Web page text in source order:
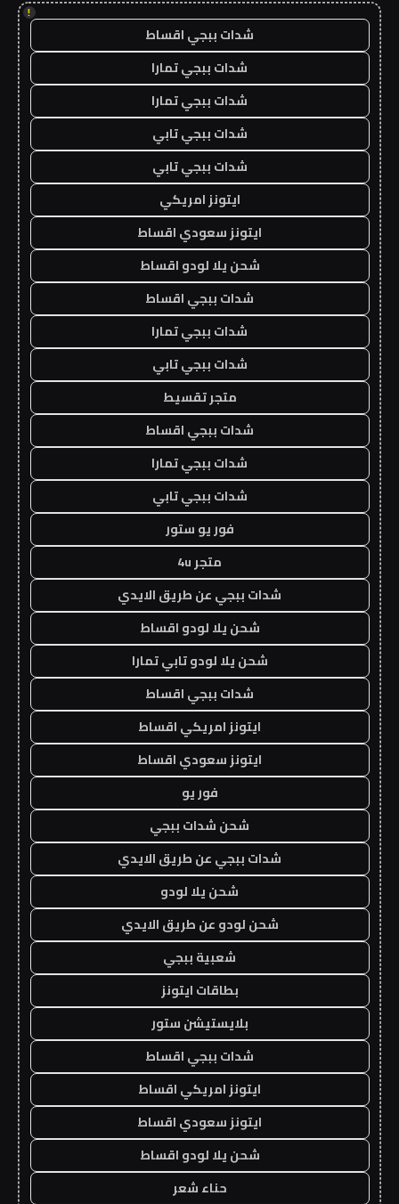
!
شدات ببجي اقساط
شدات ببجي تمارا
شدات ببجي تمارا
شدات ببجي تابي
شدات ببجي تابي
ايتونز امريكي
ايتونز سعودي اقساط
شحن يلا لودو اقساط
شدات ببجي اقساط
شدات ببجي تمارا
شدات ببجي تابي
متجر تقسيط
شدات ببجي اقساط
شدات ببجي تمارا
شدات ببجي تابي
فور يو ستور
متجر 4u
شدات ببجي عن طريق الايدي
شحن يلا لودو اقساط
شحن يلا لودو تابي تمارا
شدات ببجي اقساط
ايتونز امريكي اقساط
ايتونز سعودي اقساط
فور يو
شحن شدات ببجي
شدات ببجي عن طريق الايدي
شحن يلا لودو
شحن لودو عن طريق الايدي
شعبية ببجي
بطاقات ايتونز
بلايستيشن ستور
شدات ببجي اقساط
ايتونز امريكي اقساط
ايتونز سعودي اقساط
شحن يلا لودو اقساط
حناء شعر